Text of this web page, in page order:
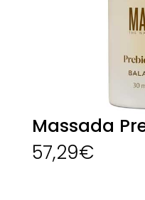
Massada
57,29€